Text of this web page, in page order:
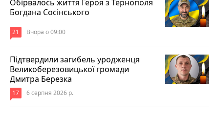
Обірвалось життя Героя з Тернополя
Богдана Сосінського
21 Вчора о 09:00
Підтвердили загибель уродженця
Великоберезовицької громади
Дмитра Березка
17 6 серпня 2026 р.